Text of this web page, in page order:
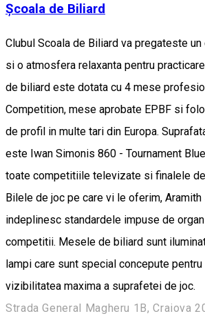
Școala de Biliard
Clubul Scoala de Biliard va pregateste
si o atmosfera relaxanta pentru
de biliard este dotata cu 4 mese
Competition, mese aprobate EPBF si
de profil in multe tari din Europa.
este Iwan Simonis 860 - Tournament
toate competitiile televizate si finalele
Bilele de joc pe care vi le oferim,
indeplinesc standardele impuse de
competitii. Mesele de biliard sunt
lampi care sunt special concepute
vizibilitatea maxima a suprafetei de joc.
Strada General Magheru 1B, Craiova